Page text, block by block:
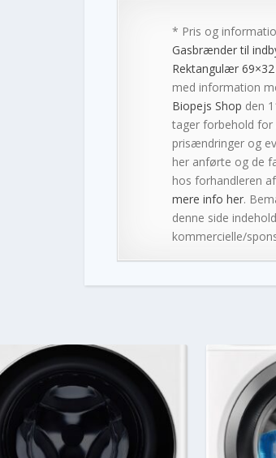
* Pris og
Gasbrænder til
Rektangulær
med information
Biopejs Shop den
tager forbehold for
prisændringer og
her anførte og de
hos forhandleren
mere info her.
denne side
kommercielle/